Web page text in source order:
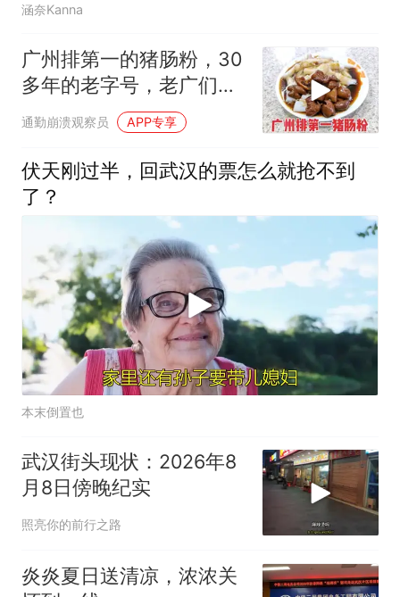
涵奈Kanna
广州排第一的猪肠粉，30
多年的老字号，老广们的
至爱
通勤崩溃观察员 APP专享
伏天刚过半，回武汉的票怎么就抢不到
了？
本末倒置也
武汉街头现状：2026年8
月8日傍晚纪实
照亮你的前行之路
炎炎夏日送清凉，浓浓关